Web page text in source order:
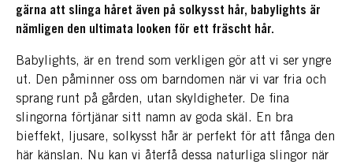
gärna att slinga håret även på solkysst hår, babylights är
nämligen den ultimata looken för ett fräscht hår.
Babylights, är en trend som verkligen gör att vi ser yngre
ut. Den påminner oss om barndomen när vi var fria och
sprang runt på gården, utan skyldigheter. De fina
slingorna förtjänar sitt namn av goda skäl. En bra
bieffekt, ljusare, solkysst hår är perfekt för att fånga den
här känslan. Nu kan vi återfå dessa naturliga slingor när